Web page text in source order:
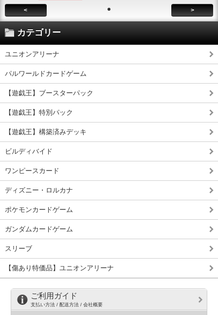
< >
カテゴリー
ユニオンアリーナ
パルワールドカードゲーム
【遊戯王】ブースターパック
【遊戯王】特別パック
【遊戯王】構築済みデッキ
ビルディバイド
ワンピースカード
ディズニー・ロルカナ
ポケモンカードゲーム
ガンダムカードゲーム
スリーブ
【傷あり特価品】ユニオンアリーナ
ご利用ガイド
支払い方法 / 配送方法 / 会社概要